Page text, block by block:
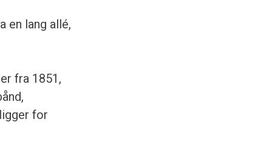
en lang allé,
fra 1851,
for